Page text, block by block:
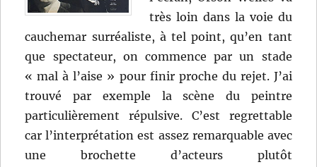
très loin dans la voie du
cauchemar surréaliste, à tel point, qu’en tant
que spectateur, on commence par un stade
« mal à l’aise » pour finir proche du rejet. J’ai
trouvé par exemple la scène du peintre
particulièrement répulsive. C’est regrettable
car l’interprétation est assez remarquable avec
une brochette d’acteurs plutôt